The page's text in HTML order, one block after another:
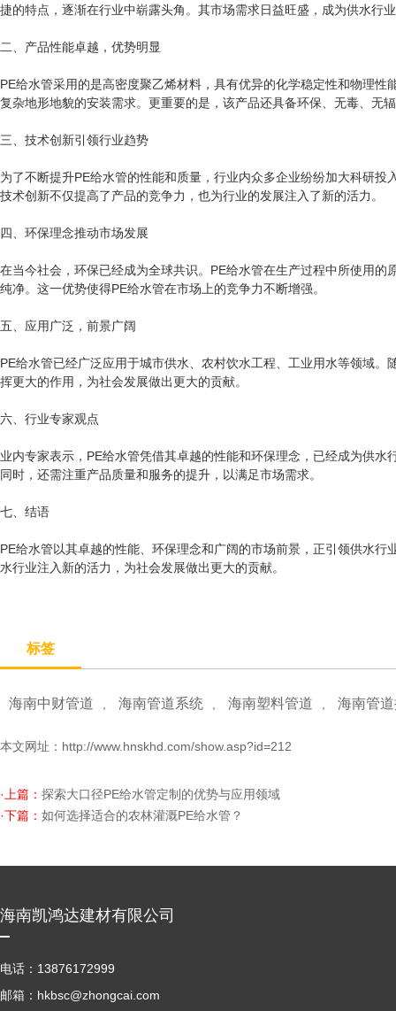
捷的特点，逐渐在行业中崭露头角。其市场需求日益旺盛，成为供水行
二、产品性能卓越，优势明显
PE给水管采用的是高密度聚乙烯材料，具有优异的化学稳定性和物理
复杂地形地貌的安装需求。更重要的是，该产品还具备环保、无毒、无
三、技术创新引领行业趋势
为了不断提升PE给水管的性能和质量，行业内众多企业纷纷加大科研
技术创新不仅提高了产品的竞争力，也为行业的发展注入了新的活力。
四、环保理念推动市场发展
在当今社会，环保已经成为全球共识。PE给水管在生产过程中所使用
纯净。这一优势使得PE给水管在市场上的竞争力不断增强。
五、应用广泛，前景广阔
PE给水管已经广泛应用于城市供水、农村饮水工程、工业用水等领域
挥更大的作用，为社会发展做出更大的贡献。
六、行业专家观点
业内专家表示，PE给水管凭借其卓越的性能和环保理念，已经成为供
同时，还需注重产品质量和服务的提升，以满足市场需求。
七、结语
PE给水管以其卓越的性能、环保理念和广阔的市场前景，正引领供水行
水行业注入新的活力，为社会发展做出更大的贡献。
标签
海南中财管道 海南管道系统 海南塑料管道 海南管
本文网址： http://www.hnskhd.com/show.asp?id=212
·上篇： 探索大口径PE给水管定制的优势与应用领域
·下篇： 如何选择适合的农林灌溉PE给水管？
海南凯鸿达建材有限公司
电话：13876172999
邮箱：hkbsc@zhongcai.com